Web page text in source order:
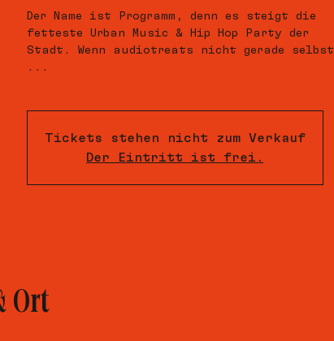
Der Name ist Programm, denn es steigt die
fetteste Urban Music & Hip Hop Party der
Stadt. Wenn audiotreats nicht gerade selbst
...
Tickets stehen nicht zum Verkauf
Der Eintritt ist frei.
Ort